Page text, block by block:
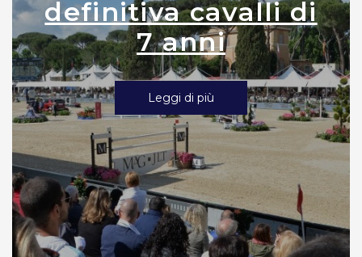
definitiva cavalli di
7 anni
Leggi di più